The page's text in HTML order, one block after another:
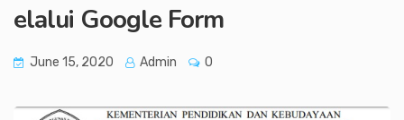
elalui Google Form
June 15, 2020 Admin 0